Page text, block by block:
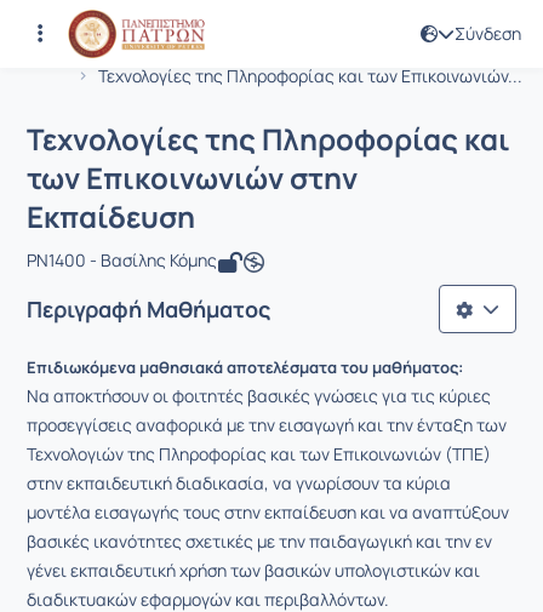
Σύνδεση
Αρχική Σελίδα
Τεχνολογίες της Πληροφορίας και των Επικοινωνιών...
Μάθημα : Τεχνολογίες της
Κωδικός : PN1400
Τεχνολογίες της Πληροφορίας και
των Επικοινωνιών στην
Εκπαίδευση
PN1400 - Βασίλης Κόμης
Περιγραφή Μαθήματος
Επιδιωκόμενα μαθησιακά αποτελέσματα του μαθήματος:
Να αποκτήσουν οι φοιτητές βασικές γνώσεις για τις κύριες
προσεγγίσεις αναφορικά με την εισαγωγή και την ένταξη των
Τεχνολογιών της Πληροφορίας και των Επικοινωνιών (ΤΠΕ)
στην εκπαιδευτική διαδικασία, να γνωρίσουν τα κύρια
μοντέλα εισαγωγής τους στην εκπαίδευση και να αναπτύξουν
βασικές ικανότητες σχετικές με την παιδαγωγική και την εν
γένει εκπαιδευτική χρήση των βασικών υπολογιστικών και
διαδικτυακών εφαρμογών και περιβαλλόντων.